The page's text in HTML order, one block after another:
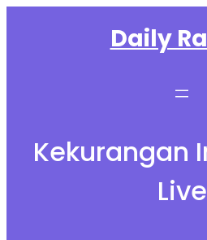
Daily
Kekurangan
Live